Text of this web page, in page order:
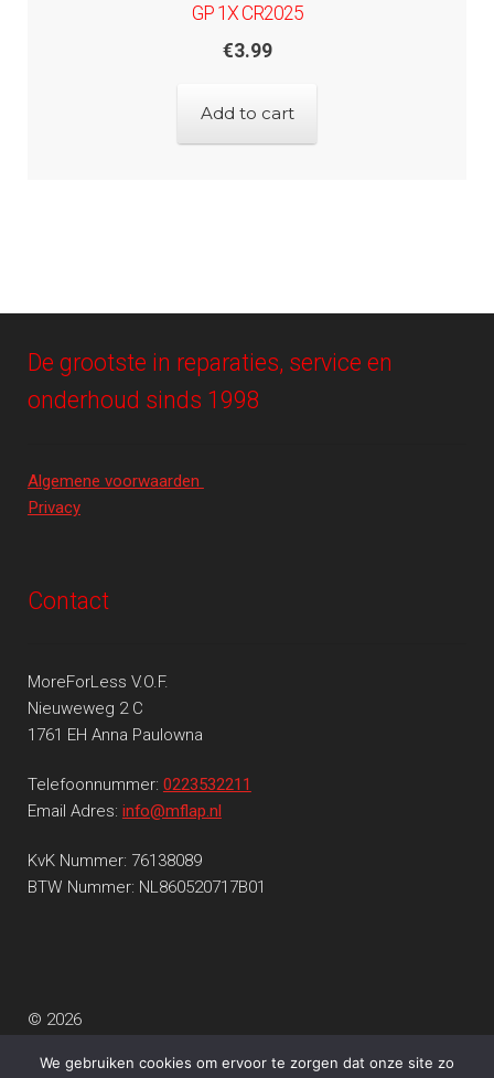
GP 1X CR2025
€3.99
Add to cart
De grootste in reparaties, service en
onderhoud sinds 1998
Algemene voorwaarden
Privacy
Contact
MoreForLess V.O.F.
Nieuweweg 2 C
1761 EH Anna Paulowna
Telefoonnummer: 0223532211
Email Adres: info@mflap.nl
KvK Nummer: 76138089
BTW Nummer: NL860520717B01
© 2026
We gebruiken cookies om ervoor te zorgen dat onze site zo